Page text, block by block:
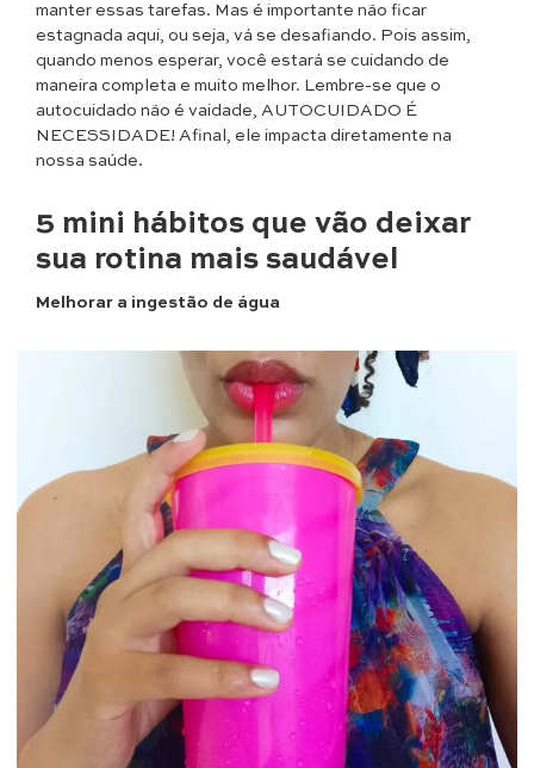
manter essas tarefas. Mas é importante não ficar
estagnada aqui, ou seja, vá se desafiando. Pois assim,
quando menos esperar, você estará se cuidando de
maneira completa e muito melhor. Lembre-se que o
autocuidado não é vaidade, AUTOCUIDADO É
NECESSIDADE! Afinal, ele impacta diretamente na
nossa saúde.
5 mini hábitos que vão deixar
sua rotina mais saudável
Melhorar a ingestão de água